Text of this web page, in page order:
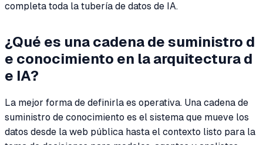
completa toda la tubería de datos de IA.
¿Qué es una cadena de suministro d
e conocimiento en la arquitectura d
e IA?
La mejor forma de definirla es operativa. Una cadena de
suministro de conocimiento es el sistema que mueve los
datos desde la web pública hasta el contexto listo para la